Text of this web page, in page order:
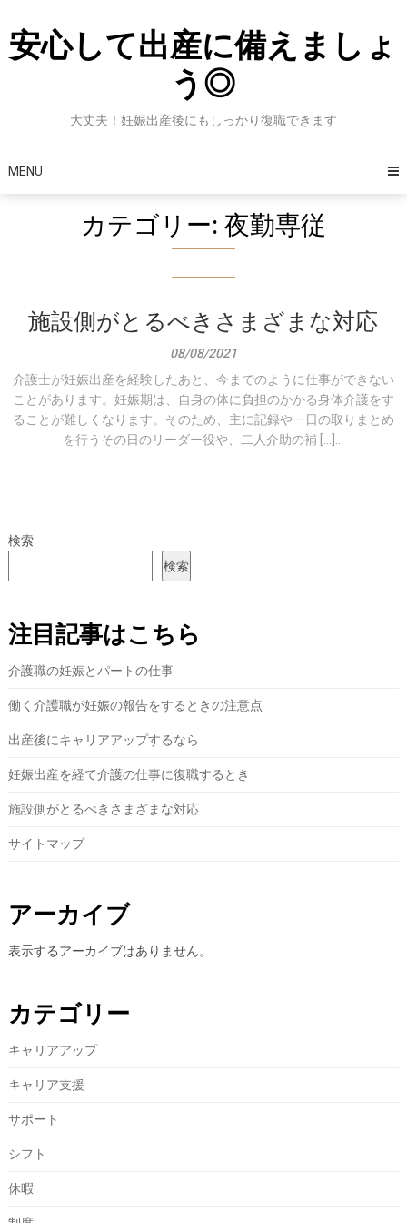
content
安心して出産に備えましょ
う◎
大丈夫！妊娠出産後にもしっかり復職できます
MENU
カテゴリー: 夜勤専従
施設側がとるべきさまざまな対応
08/08/2021
介護士が妊娠出産を経験したあと、今までのように仕事ができない
ことがあります。妊娠期は、自身の体に負担のかかる身体介護をす
ることが難しくなります。そのため、主に記録や一日の取りまとめ
を行うその日のリーダー役や、二人介助の補 […]...
検索
検索
注目記事はこちら
介護職の妊娠とパートの仕事
働く介護職が妊娠の報告をするときの注意点
出産後にキャリアアップするなら
妊娠出産を経て介護の仕事に復職するとき
施設側がとるべきさまざまな対応
サイトマップ
アーカイブ
表示するアーカイブはありません。
カテゴリー
キャリアアップ
キャリア支援
サポート
シフト
休暇